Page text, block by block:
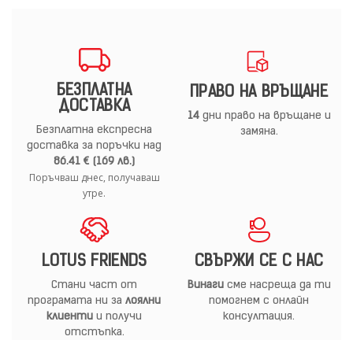
БЕЗПЛАТНА
ДОСТАВКА
Безплатна експресна
доставка за поръчки над
86.41 € (169 лв.)
Поръчваш днес, получаваш
утре.
ПРАВО НА ВРЪЩАНЕ
14дни право на връщане и
замяна.
LOTUS FRIENDS
Стани част от
програмата ни за лоялни
клиенти и получи
отстъпка.
СВЪРЖИ СЕ С НАС
Винагисме насреща да ти
помогнем с онлайн
консултация.